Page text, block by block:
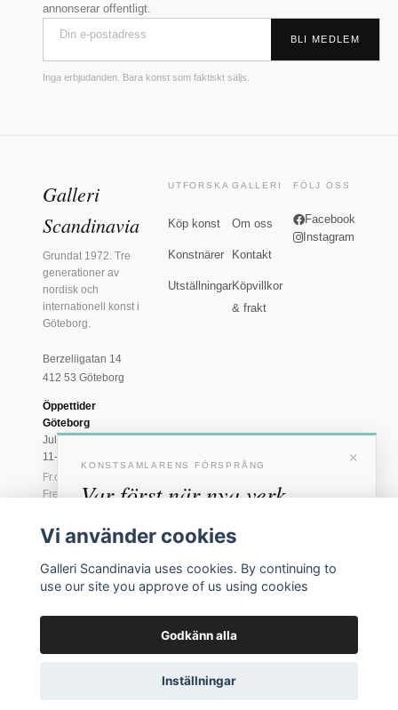
annonserar offentligt.
BLI MEDLEM
Inga erbjudanden. Bara konst som faktiskt säljs.
Galleri
Scandinavia
Grundat 1972. Tre
generationer av
nordisk och
internationell konst i
Göteborg.
Berzeliigatan 14
412 53 Göteborg
Öppettider
Göteborg
Juli: Tis 11-18 · Lör
11-16
Fr.o.m. augusti: Tis-
Fre 11-18 · Lör 11-
Marstrand
2026
Tis-Fre 11-18 ·
UTFORSKA
Köp konst
Konstnärer
Utställningar
GALLERI
Om oss
Kontakt
Köpvillkor
& frakt
FÖLJ OSS
Facebook
Instagram
×
KONSTSAMLARENS FÖRSPRÅNG
Var först när nya verk
anländer
inbjudningar till vernissage, innan vi annonserar
offentligt.
Inga erbjudanden. Bara konst som faktiskt säljs.
Vi använder cookies
Galleri Scandinavia uses cookies. By continuing to
use our site you approve of us using cookies
Godkänn alla
Inställningar